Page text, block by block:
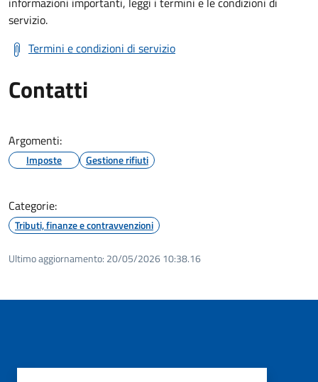
servizio.
Termini e condizioni di servizio
Contatti
Argomenti:
Imposte Gestione rifiuti
Categorie:
Tributi, finanze e contravvenzioni
Ultimo aggiornamento: 20/05/2026 10:38.16